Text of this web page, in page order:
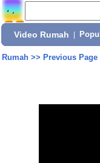
Video Rumah
Rumah>> Previous Page